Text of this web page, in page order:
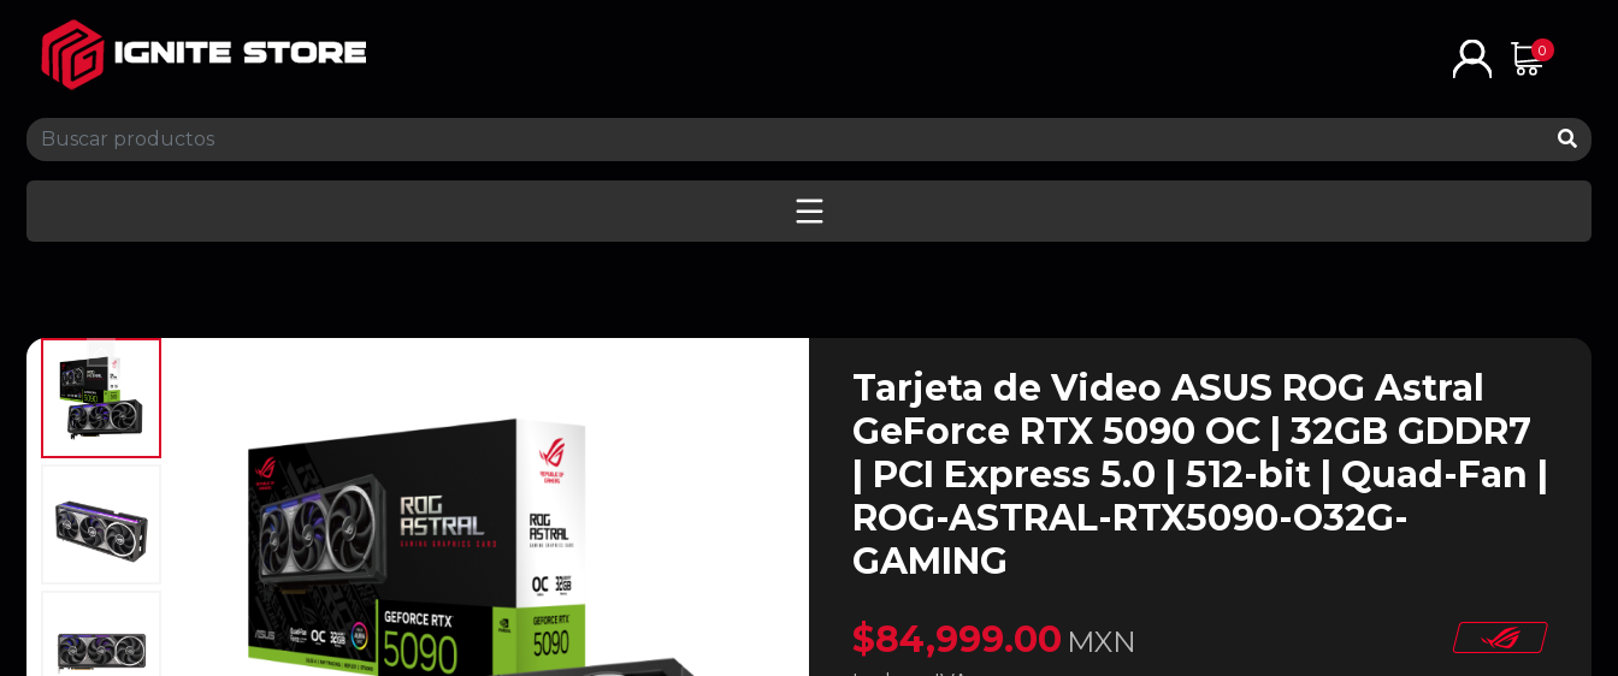
0
Tarjeta de Video ASUS ROG Astral
GeForce RTX 5090 OC | 32GB GDDR7
| PCI Express 5.0 | 512-bit | Quad-Fan |
ROG-ASTRAL-RTX5090-O32G-
GAMING
$84,999.00 MXN